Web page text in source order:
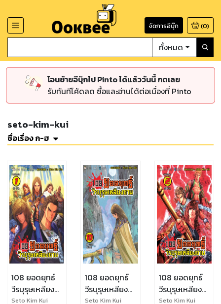
จัดการอีบุ๊ก (0)
ทั้งหมด
โอนย้ายอีบุ๊กไป Pinto ได้แล้ววันนี้ กดเลย
รับทันทีโค้ดลด ซื้อและอ่านได้ต่อเนื่องที่ Pinto
seto-kim-kui
ชื่อเรื่อง ก-ฮ
108 ยอดยุทธ์
วีรบุรุษเหลียง
ซาน เล่ม 1
Seto Kim Kui
108 ยอดยุทธ์
วีรบุรุษเหลียง
ซาน เล่ม 10
Seto Kim Kui
108 ยอดยุทธ์
วีรบุรุษเหลียง
ซาน เล่ม 2
Seto Kim Kui